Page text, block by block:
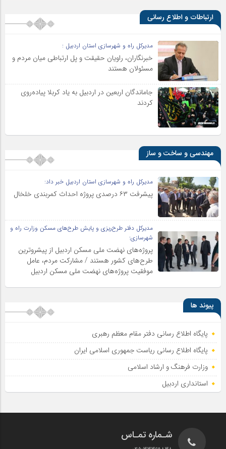
ارتباطات و اطلاع رسانی
مدیرکل راه و شهرسازی استان اردبیل :
خبرنگاران، راویان حقیقت و پل ارتباطی میان مردم و
مسئولان هستند
جاماندگان اربعین در اردبیل به یاد کربلا پیاده‌روی
کردند
مهندسی و ساخت و ساز
مدیرکل راه و شهرسازی استان اردبیل خبر داد:
پیشرفت ۶۳ درصدی پروژه احداث کمربندی خلخال
مدیرکل دفتر طرح‌ریزی و پایش طرح‌های مسکن وزارت راه و
شهرسازی:
پروژه‌های نهضت ملی مسکن اردبیل از پیشروترین
طرح‌های کشور هستند / مشارکت مردم، عامل
موفقیت پروژه‌های نهضت ملی مسکن اردبیل
پیوند ها
پایگاه اطلاع رسانی دفتر مقام معظم رهبری
پایگاه اطلاع‌ رسانی ریاست‌ جمهوری اسلامی ایران
وزارت فرهنگ و ارشاد اسلامی
استانداری اردبیل
شـماره تمـاس